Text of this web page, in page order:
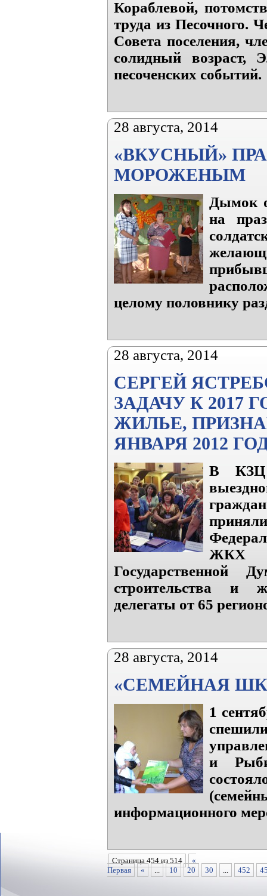
Кораблевой,
труда из Песочного.
Совета поселения,
солидный возраст,
песоченских событий.
28 августа, 2014
«ВКУСНЫЙ»
МОРОЖЕНЫМ
Дымок
на
целому половнику
28 августа, 2014
СЕРГЕЙ
ЗАДАЧУ К 2017
ЖИЛЬЕ,
ЯНВАРЯ 2012
В КЗЦ
ЖКХ
Государственной
строительства и
делегаты от 65
28 августа, 2014
«СЕМЕЙНАЯ
1
и
информационного
Страница 454 из 514
«
Первая
« ... 10 20 30 ... 452